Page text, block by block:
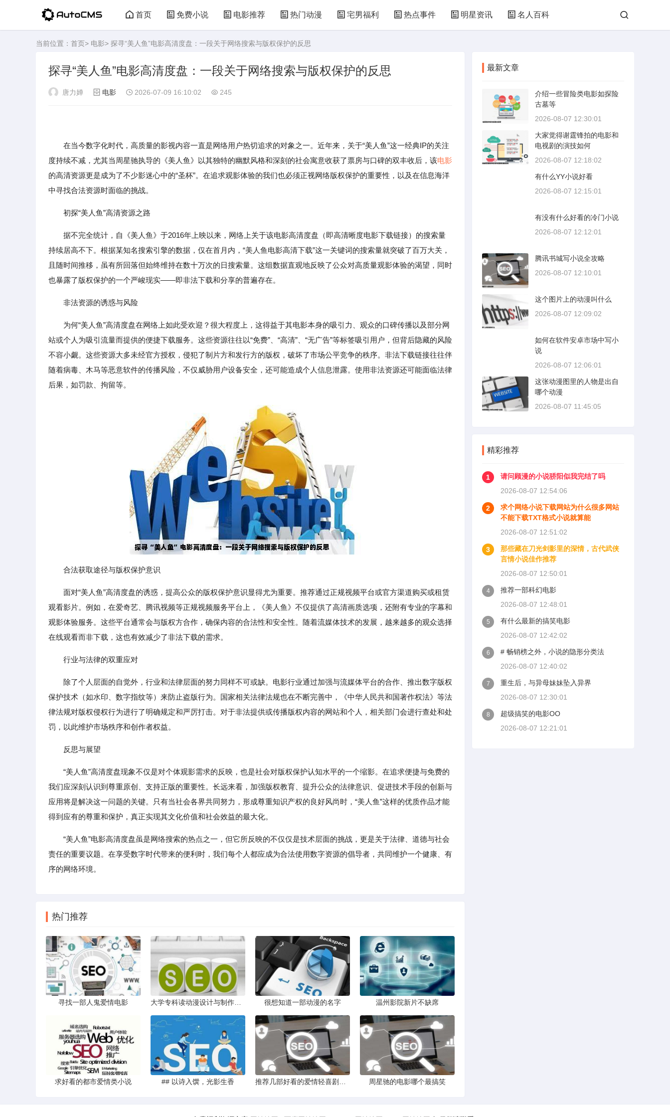
首页 免费小说 电影推荐 热门动漫 宅男福利 热点事件 明星资讯 名人百科
当前位置： 首页> 电影> 探寻“美人鱼”电影高清度盘：一段关于网络搜索与版权保护的反思
探寻“美人鱼”电影高清度盘：一段关于网络搜索与版权保护的反思
唐力婵 电影 2026-07-09 16:10:02 245
在当今数字化时代，高质量的影视内容一直是网络用户热切追求的对象之一。近年来，关于“美人鱼”这一经典IP的关注
度持续不减，尤其当周星驰执导的《美人鱼》以其独特的幽默风格和深刻的社会寓意收获了票房与口碑的双丰收后，该电影
的高清资源更是成为了不少影迷心中的“圣杯”。在追求观影体验的我们也必须正视网络版权保护的重要性，以及在信息海洋
中寻找合法资源时面临的挑战。
初探“美人鱼”高清资源之路
据不完全统计，自《美人鱼》于2016年上映以来，网络上关于该电影高清度盘（即高清晰度电影下载链接）的搜索量
持续居高不下。根据某知名搜索引擎的数据，仅在首月内，“美人鱼电影高清下载”这一关键词的搜索量就突破了百万大关，
且随时间推移，虽有所回落但始终维持在数十万次的日搜索量。这组数据直观地反映了公众对高质量观影体验的渴望，同时
也暴露了版权保护的一个严峻现实——即非法下载和分享的普遍存在。
非法资源的诱惑与风险
为何“美人鱼”高清度盘在网络上如此受欢迎？很大程度上，这得益于其电影本身的吸引力、观众的口碑传播以及部分网
站或个人为吸引流量而提供的便捷下载服务。这些资源往往以“免费”、“高清”、“无广告”等标签吸引用户，但背后隐藏的风险
不容小觑。这些资源大多未经官方授权，侵犯了制片方和发行方的版权，破坏了市场公平竞争的秩序。非法下载链接往往伴
随着病毒、木马等恶意软件的传播风险，不仅威胁用户设备安全，还可能造成个人信息泄露。使用非法资源还可能面临法律
后果，如罚款、拘留等。
合法获取途径与版权保护意识
面对“美人鱼”高清度盘的诱惑，提高公众的版权保护意识显得尤为重要。推荐通过正规视频平台或官方渠道购买或租赁
观看影片。例如，在爱奇艺、腾讯视频等正规视频服务平台上，《美人鱼》不仅提供了高清画质选项，还附有专业的字幕和
观影体验服务。这些平台通常会与版权方合作，确保内容的合法性和安全性。随着流媒体技术的发展，越来越多的观众选择
在线观看而非下载，这也有效减少了非法下载的需求。
行业与法律的双重应对
除了个人层面的自觉外，行业和法律层面的努力同样不可或缺。电影行业通过加强与流媒体平台的合作、推出数字版权
保护技术（如水印、数字指纹等）来防止盗版行为。国家相关法律法规也在不断完善中，《中华人民共和国著作权法》等法
律法规对版权侵权行为进行了明确规定和严厉打击。对于非法提供或传播版权内容的网站和个人，相关部门会进行查处和处
罚，以此维护市场秩序和创作者权益。
反思与展望
“美人鱼”高清度盘现象不仅是对个体观影需求的反映，也是社会对版权保护认知水平的一个缩影。在追求便捷与免费的
我们应深刻认识到尊重原创、支持正版的重要性。长远来看，加强版权教育、提升公众的法律意识、促进技术手段的创新与
应用将是解决这一问题的关键。只有当社会各界共同努力，形成尊重知识产权的良好风尚时，“美人鱼”这样的优质作品才能
得到应有的尊重和保护，真正实现其文化价值和社会效益的最大化。
“美人鱼”电影高清度盘虽是网络搜索的热点之一，但它所反映的不仅仅是技术层面的挑战，更是关于法律、道德与社会
责任的重要议题。在享受数字时代带来的便利时，我们每个人都应成为合法使用数字资源的倡导者，共同维护一个健康、有
序的网络环境。
热门推荐
寻找一部人鬼爱情电影 很想知道一部动漫的名字 温州影院新片不缺席
求好看的都市爱情类小说 ## 以诗入馔，光影生香 周星驰的电影哪个最搞笑
最新文章
介绍一些冒险类电影如探险
古墓等
2026-08-07 12:30:01
大家觉得谢霆锋拍的电影和
电视剧的演技如何
2026-08-07 12:18:02
有什么YY小说好看
2026-08-07 12:15:01
有没有什么好看的冷门小说
2026-08-07 12:12:01
腾讯书城写小说全攻略
2026-08-07 12:10:01
这个图片上的动漫叫什么
2026-08-07 12:09:02
如何在软件安卓市场中写小
说
2026-08-07 12:06:01
这张动漫图里的人物是出自
哪个动漫
2026-08-07 11:45:05
精彩推荐
1
请问顾漫的小说骄阳似我完结了吗
2026-08-07 12:54:06
2
求个网络小说下载网站为什么很多网站
不能下载TXT格式小说就算能
2026-08-07 12:51:02
3
那些藏在刀光剑影里的深情，古代武侠
言情小说佳作推荐
2026-08-07 12:50:01
4
推荐一部科幻电影
2026-08-07 12:48:01
5
有什么最新的搞笑电影
2026-08-07 12:42:02
6
# 畅销榜之外，小说的隐形分类法
2026-08-07 12:40:02
7
重生后，与异母妹妹坠入异界
2026-08-07 12:30:01
8
超级搞笑的电影OO
2026-08-07 12:21:01